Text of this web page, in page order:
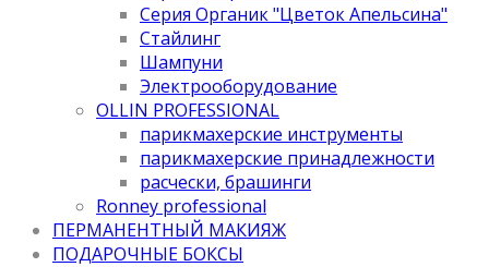
Серия Органик "Цветок Апельсина"
Стайлинг
Шампуни
Электрооборудование
OLLIN PROFESSIONAL
парикмахерские инструменты
парикмахерские принадлежности
расчески, брашинги
Ronney professional
ПЕРМАНЕНТНЫЙ МАКИЯЖ
ПОДАРОЧНЫЕ БОКСЫ